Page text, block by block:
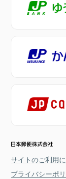
サイトのご利用
プライバシーポ